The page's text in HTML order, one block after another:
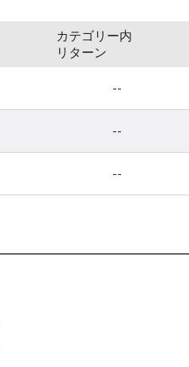
カテゴリー内
リターン
--
--
--